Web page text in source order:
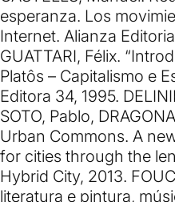
esperanza. Los
Internet. Alianza
GUATTARI, Félix.
Platôs – Capitalismo e
Editora 34, 1995.
SOTO, Pablo,
Urban Commons. A
for cities through the
Hybrid City, 2013.
literatura e pintura,